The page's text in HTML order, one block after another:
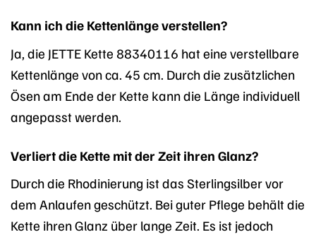
Kann ich die Kettenlänge verstellen?
Ja, die JETTE Kette 88340116 hat eine verstellbare
Kettenlänge von ca. 45 cm. Durch die zusätzlichen
Ösen am Ende der Kette kann die Länge individuell
angepasst werden.
Verliert die Kette mit der Zeit ihren Glanz?
Durch die Rhodinierung ist das Sterlingsilber vor
dem Anlaufen geschützt. Bei guter Pflege behält die
Kette ihren Glanz über lange Zeit. Es ist jedoch